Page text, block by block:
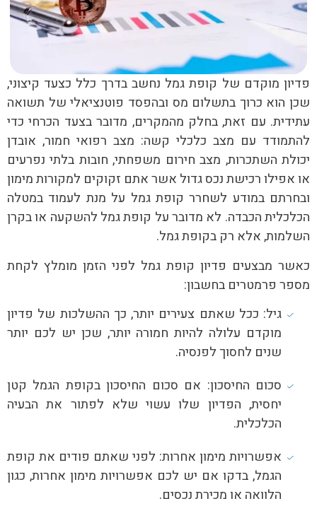
פדיון מוקדם של קופת גמל נחשב בדרך כלל כצעד קיצוני,
שכן הוא כרוך בתשלום מס ובהפסד פוטנציאלי של תשואה
עתידית. עם זאת, בחלק מהמקרים, מדובר בצעד הכרחי כדי
להתמודד עם מצב כלכלי קשה: מצב רפואי חמור, אובדן
יכולת השתכרות, מצב חירום משפחתי, חובות בלתי נפרעים
או אפילו רכישת נכס גדול אשר אתם זקוקים למקורות מימון
ובחרתם במודע לשחרר קופת גמל על מנת לעמוד במטלה
הכלכלית הכבדה. לא מדובר על קופת גמל להשקעה או בקרן
השלמות, אלא רק בקופת גמל.
כאשר מבצעים פדיון קופת גמל לפני הזמן מומלץ לקחת
מספר פרמטרים בחשבון:
גיל: ככל שאתם צעירים יותר, כך ההשלכות של פדיון
מוקדם עלולה להיות חמורה יותר, שכן יש לכם יותר
שנים לחסוך לפנסיה.
סכום החיסכון: אם סכום החיסכון בקופת הגמל קטן
יחסית, הפדיון שלו עשוי שלא לפתור את הבעיה
הכלכלית.
אפשרויות מימון אחרות: לפני שאתם פודים את קופת
הגמל, בדקו אם יש לכם אפשרויות מימון אחרות, כגון
הלוואה או מכירת נכסים.